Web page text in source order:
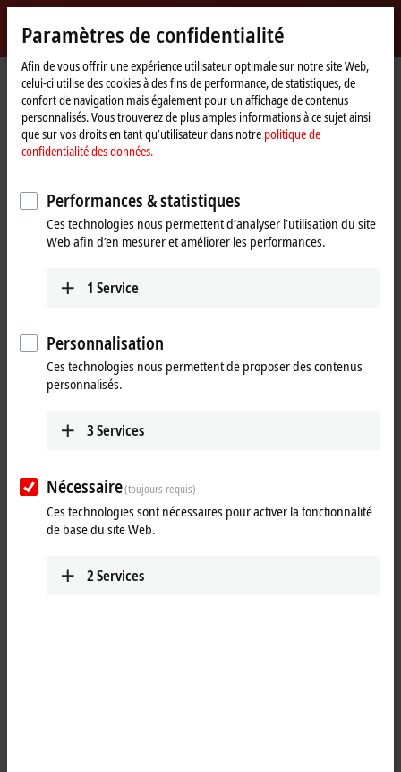
Beckhoff
-
New
Automation
Technology
myBeckhoff
Page
d'accueil
Products I/O EtherCAT Box
ERxxxx | Zinc die-cast housing
ER6xxx | Communication
communication
The ER600x serial interfaces enable the connection of devices with
Reset all filter values
Results:
Paramètres de confidentialité
Afin de vous offrir une expérience utilisateur optimale sur notre site Web,
celui-ci utilise des cookies à des fins de performance, de statistiques, de
confort de navigation mais également pour un affichage de contenus
personnalisés. Vous trouverez de plus amples informations à ce sujet ainsi
que sur vos droits en tant qu’utilisateur dans notre politique de
confidentialité des données.
Performances & statistiques
Ces technologies nous permettent d’analyser l’utilisation du site
Web afin d’en mesurer et améliorer les performances.
1 Service
Personnalisation
Ces technologies nous permettent de proposer des contenus
personnalisés.
3Services
Nécessaire(toujours requis)
Ces technologies sont nécessaires pour activer la fonctionnalité
de base du site Web.
2Services